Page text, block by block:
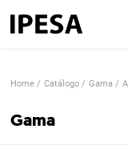
Home Catálogo Gama
Gama